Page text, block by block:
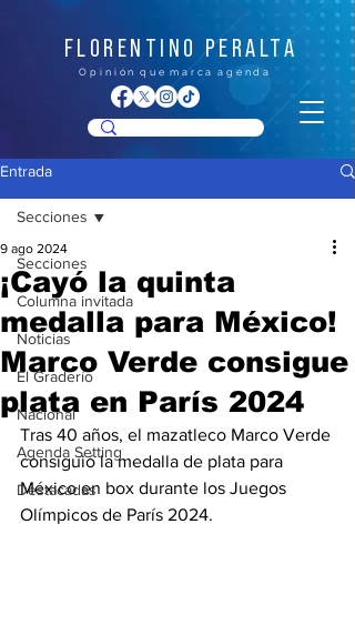
FLORENTINO PERALTA
O p i n i ó n q u e m a r c a a g e n d a
Entrada
Secciones
Columna invitada
Noticias
El Graderío
Nacional
Agenda Setting
Destacadas
Secciones
¡Cayó la quinta
medalla para México!
Marco Verde consigue
plata en París 2024
9 ago 2024
Tras 40 años, el mazatleco Marco Verde
consiguió la medalla de plata para
México en box durante los Juegos
Olímpicos de París 2024.